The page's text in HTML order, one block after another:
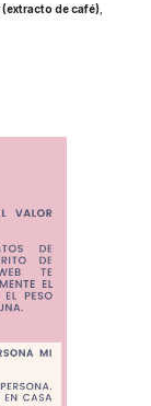
(extracto de café),